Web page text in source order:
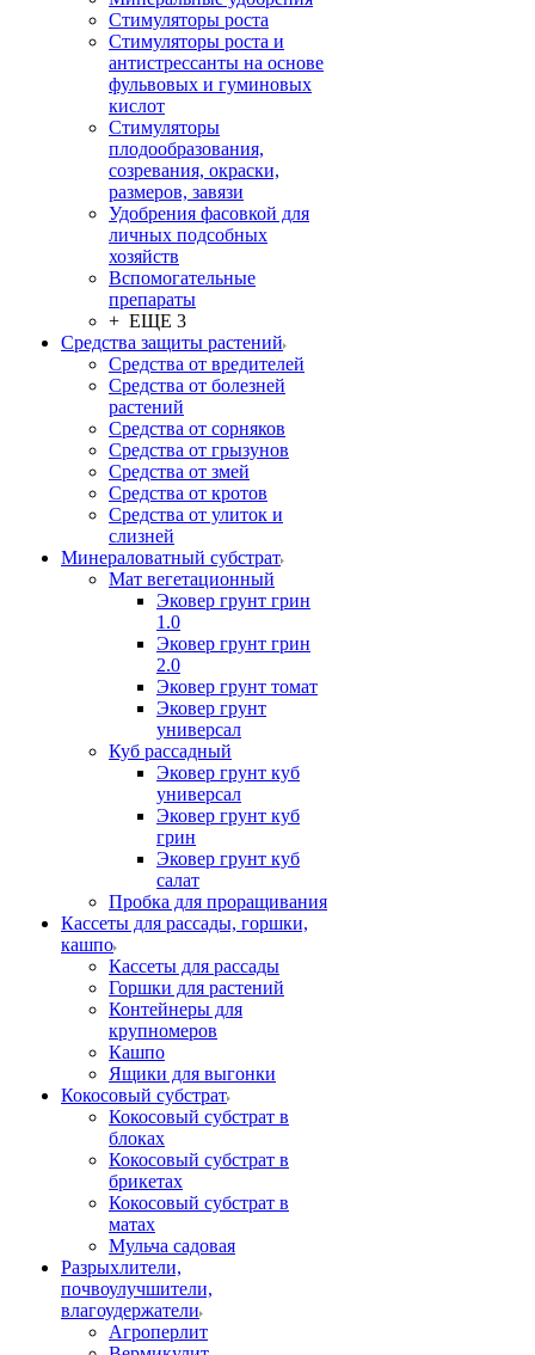
Стимуляторы роста
Стимуляторы роста и
антистрессанты на основе
фульвовых и гуминовых
кислот
Стимуляторы
плодообразования,
созревания, окраски,
размеров, завязи
Удобрения фасовкой для
личных подсобных
хозяйств
Вспомогательные
препараты
+ ЕЩЕ 3
Средства защиты растений
Средства от вредителей
Средства от болезней
растений
Средства от сорняков
Средства от грызунов
Средства от змей
Средства от кротов
Средства от улиток и
слизней
Минераловатный субстрат
Мат вегетационный
Эковер грунт грин
1.0
Эковер грунт грин
2.0
Эковер грунт томат
Эковер грунт
универсал
Куб рассадный
Эковер грунт куб
универсал
Эковер грунт куб
грин
Эковер грунт куб
салат
Пробка для проращивания
Кассеты для рассады, горшки,
кашпо
Кассеты для рассады
Горшки для растений
Контейнеры для
крупномеров
Кашпо
Ящики для выгонки
Кокосовый субстрат
Кокосовый субстрат в
блоках
Кокосовый субстрат в
брикетах
Кокосовый субстрат в
матах
Мульча садовая
Разрыхлители,
почвоулучшители,
влагоудержатели
Агроперлит